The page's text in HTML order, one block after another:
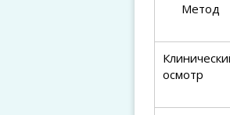
Метод
осмотр